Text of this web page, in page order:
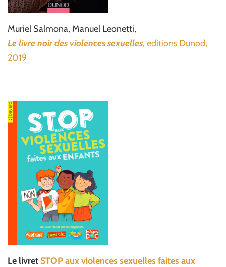
Muriel Salmona, Manuel Leonetti,
Le livre noir des violences sexuelles, editions Dunod,
2019
Le livret STOP aux violences sexuelles faites aux